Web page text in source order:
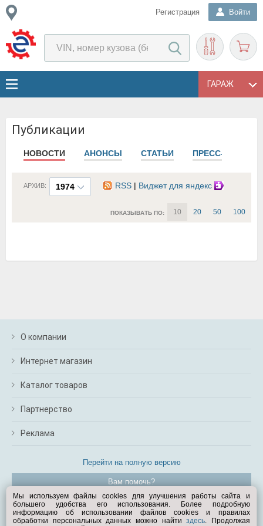
Регистрация Войти
ГАРАЖ
Публикации
НОВОСТИ АНОНСЫ СТАТЬИ ПРЕСС-РЕЛИЗЫ
1974
АРХИВ: RSS | Виджет для яндекс
ПОКАЗЫВАТЬ ПО: 10 20 50 100
О компании
Интернет магазин
Каталог товаров
Партнерство
Реклама
Перейти на полную версию
Вам помочь?
© Exist.ru 1998—2026
Мы используем файлы cookies для улучшения работы сайта и
большего удобства его использования. Более подробную
информацию об использовании файлов cookies и правилах
обработки персональных данных можно найтиздесь. Продолжая